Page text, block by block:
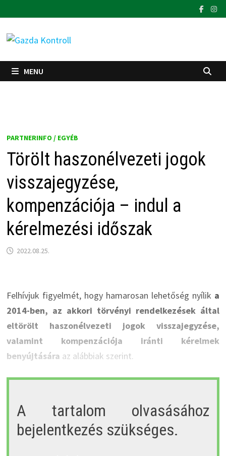
to
content
MENU
PARTNERINFO / EGYÉB
Törölt haszonélvezeti jogok
visszajegyzése,
kompenzációja – indul a
kérelmezési időszak
2022.08.25.
Felhívjuk figyelmét, hogy hamarosan lehetőség nyílik a
2014-ben, az akkori törvényi rendelkezések által
eltörölt haszonélvezeti jogok visszajegyzése,
valamint kompenzációja iránti kérelmek
benyújtására az alábbiak szerint.
A tartalom olvasásához
bejelentkezés szükséges.